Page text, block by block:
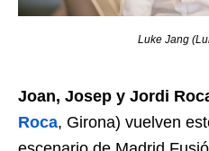
Luke Jang
Joan, Josep y Jordi
Roca, Girona) vuelven